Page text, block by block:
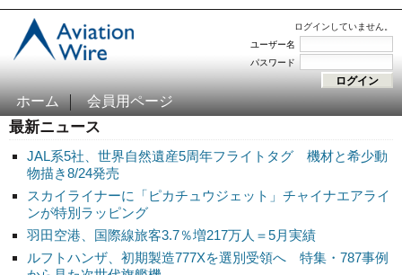
ログインしていません。
ユーザー名
パスワード
ホーム 会員用ページ
最新ニュース
JAL系5社、世界自然遺産5周年フライトタグ 機材と希少動
物描き8/24発売
スカイライナーに「ピカチュウジェット」チャイナエアライ
ンが特別ラッピング
羽田空港、国際線旅客3.7％増217万人＝5月実績
ルフトハンザ、初期製造777Xを選別受領へ 特集・787事例